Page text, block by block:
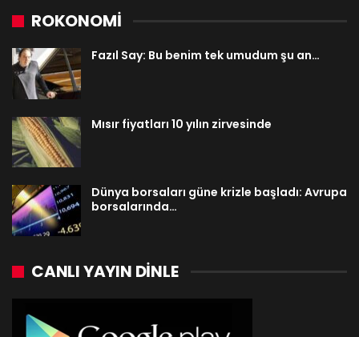
ROKONOMİ
Fazıl Say: Bu benim tek umudum şu an…
Mısır fiyatları 10 yılın zirvesinde
Dünya borsaları güne krizle başladı: Avrupa
borsalarında…
CANLI YAYIN DINLE